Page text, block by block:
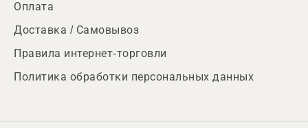
Оплата
Доставка / Самовывоз
Правила интернет-торговли
Политика обработки персональных данных